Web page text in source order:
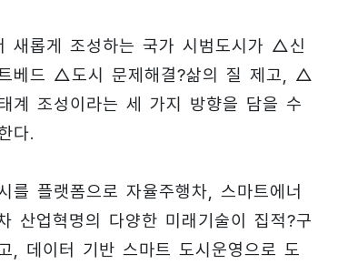
새롭게 조성하는 국가 시범도시가 △신
베드 △도시 문제해결?삶의 질 제고, △
계 조성이라는 세 가지 방향을 담을 수
다.
를 플랫폼으로 자율주행차, 스마트에너
산업혁명의 다양한 미래기술이 집적?구
, 데이터 기반 스마트 도시운영으로 도